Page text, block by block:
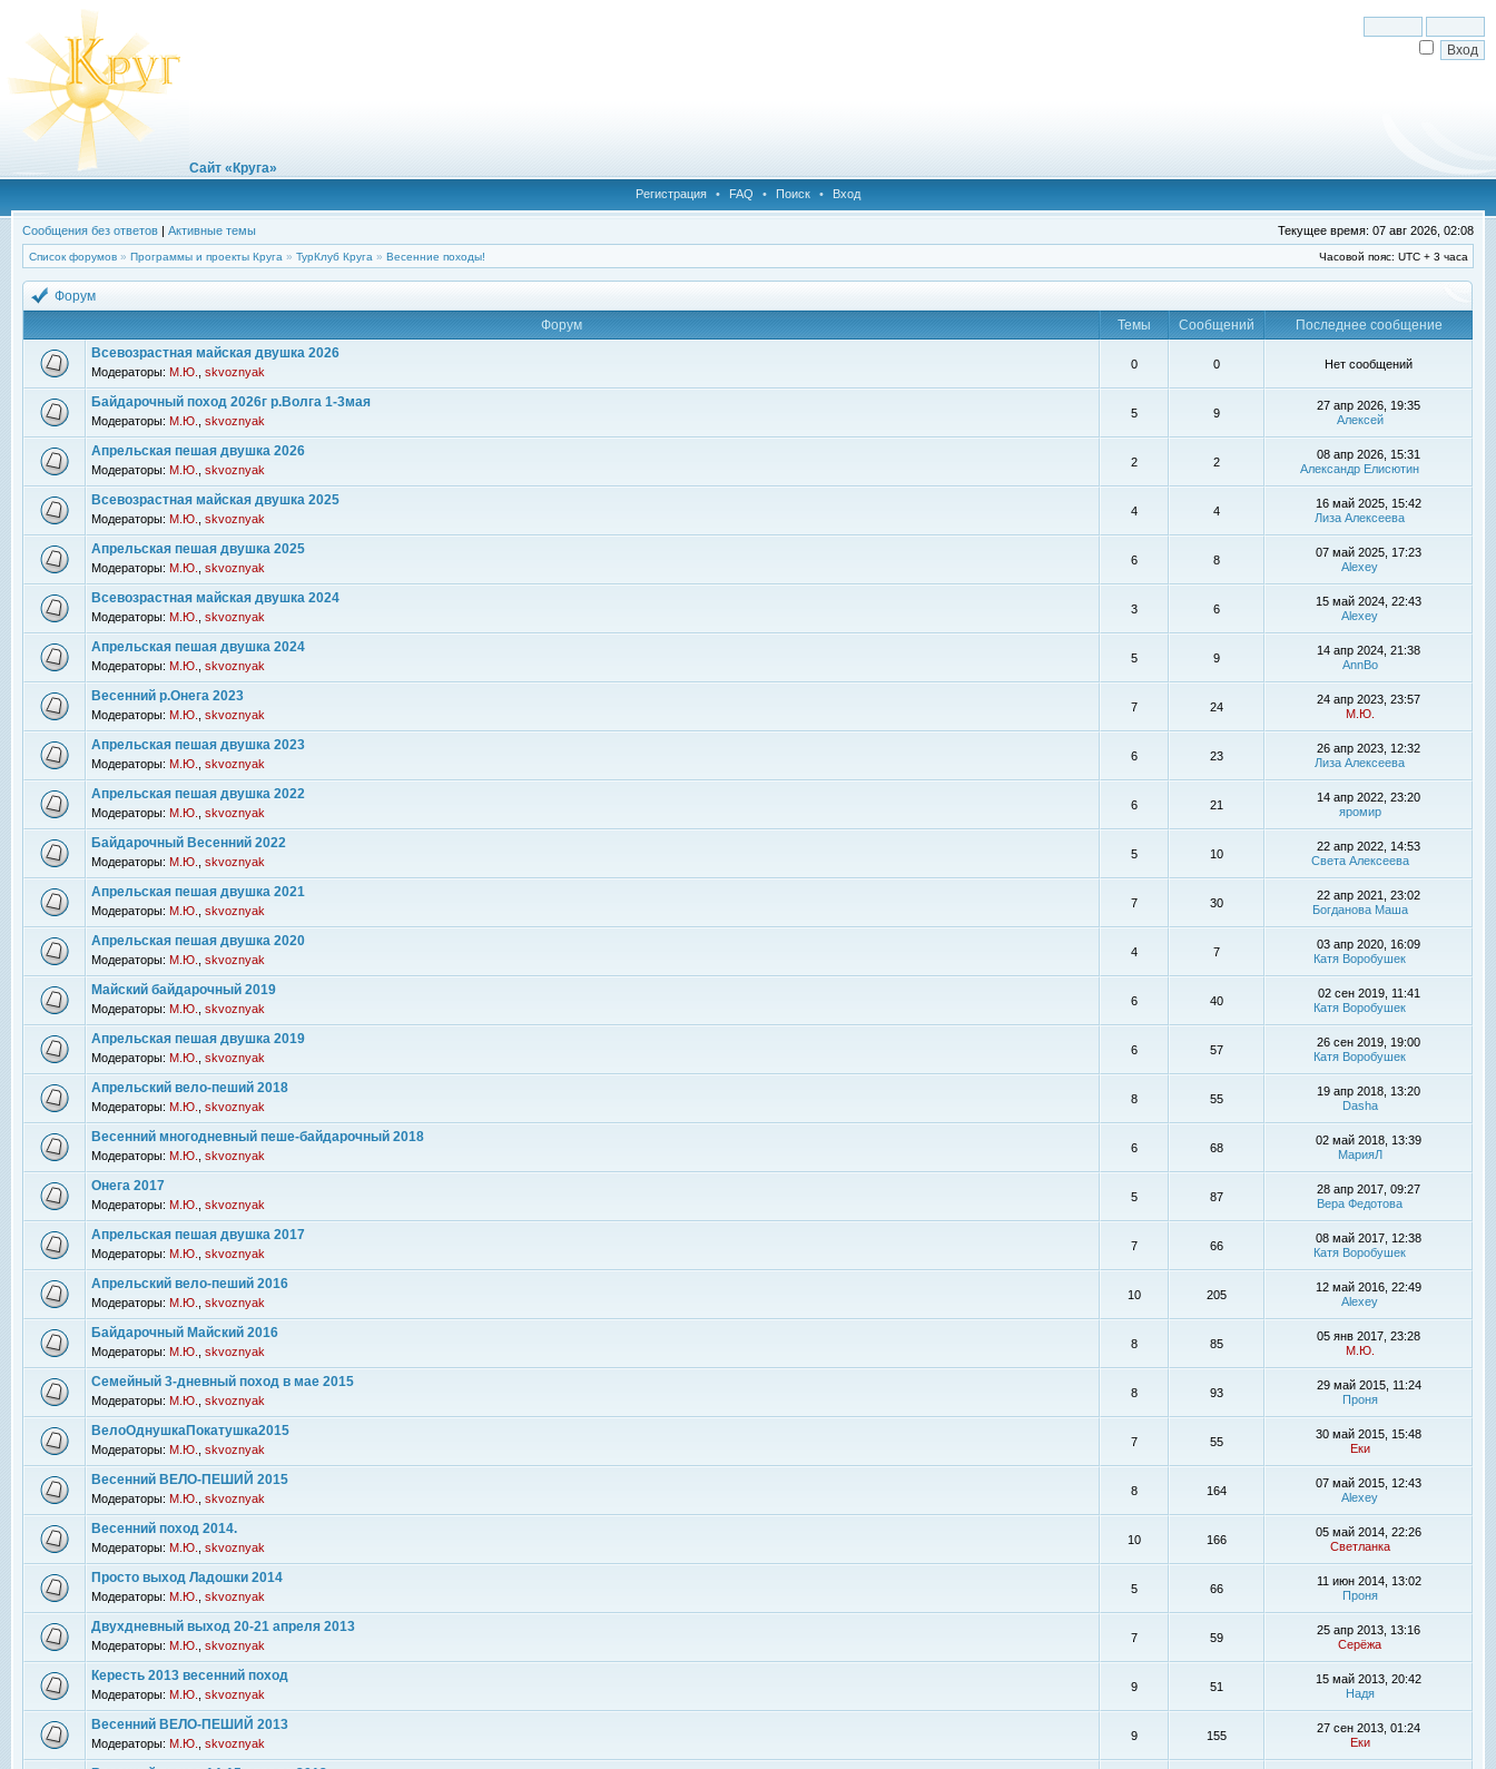
Сайт «Круга»
Регистрация • FAQ • Поиск • Вход
Сообщения без ответов | Активные темы Текущее время: 07 авг 2026, 02:08
Список форумов » Программы и проекты Круга » ТурКлуб Круга » Весенние походы! Часовой пояс: UTC + 3 часа
Форум
Форум
Темы Сообщений
Последнее сообщение
Всевозрастная майская двушка 2026
Модераторы: М.Ю. skvoznyak
0 0 Нет сообщений
Байдарочный поход 2026г р.Волга 1-3мая
Модераторы: М.Ю. skvoznyak
5 9
27 апр 2026, 19:35
Алексей
Апрельская пешая двушка 2026
Модераторы: М.Ю. skvoznyak
2 2
08 апр 2026, 15:31
Александр Елисютин
Всевозрастная майская двушка 2025
Модераторы: М.Ю. skvoznyak
4 4
16 май 2025, 15:42
Лиза Алексеева
Апрельская пешая двушка 2025
Модераторы: М.Ю. skvoznyak
6 8
07 май 2025, 17:23
Alexey
Всевозрастная майская двушка 2024
Модераторы: М.Ю. skvoznyak
3 6
15 май 2024, 22:43
Alexey
Апрельская пешая двушка 2024
Модераторы: М.Ю. skvoznyak
5 9
14 апр 2024, 21:38
AnnBo
Весенний р.Онега 2023
Модераторы: М.Ю. skvoznyak
7 24
24 апр 2023, 23:57
М.Ю.
Апрельская пешая двушка 2023
Модераторы: М.Ю. skvoznyak
6 23
26 апр 2023, 12:32
Лиза Алексеева
Апрельская пешая двушка 2022
Модераторы: М.Ю. skvoznyak
6 21
14 апр 2022, 23:20
яромир
Байдарочный Весенний 2022
Модераторы: М.Ю. skvoznyak
5 10
22 апр 2022, 14:53
Света Алексеева
Апрельская пешая двушка 2021
Модераторы: М.Ю. skvoznyak
7 30
22 апр 2021, 23:02
Богданова Маша
Апрельская пешая двушка 2020
Модераторы: М.Ю. skvoznyak
4 7
03 апр 2020, 16:09
Катя Воробушек
Майский байдарочный 2019
Модераторы: М.Ю. skvoznyak
6 40
02 сен 2019, 11:41
Катя Воробушек
Апрельская пешая двушка 2019
Модераторы: М.Ю. skvoznyak
6 57
26 сен 2019, 19:00
Катя Воробушек
Апрельский вело-пеший 2018
Модераторы: М.Ю. skvoznyak
8 55
19 апр 2018, 13:20
Dasha
Весенний многодневный пеше-байдарочный 2018
Модераторы: М.Ю. skvoznyak
6 68
02 май 2018, 13:39
МарияЛ
Онега 2017
Модераторы: М.Ю. skvoznyak
5 87
28 апр 2017, 09:27
Вера Федотова
Апрельская пешая двушка 2017
Модераторы: М.Ю. skvoznyak
7 66
08 май 2017, 12:38
Катя Воробушек
Апрельский вело-пеший 2016
Модераторы: М.Ю. skvoznyak
10 205
12 май 2016, 22:49
Alexey
Байдарочный Майский 2016
Модераторы: М.Ю. skvoznyak
8 85
05 янв 2017, 23:28
М.Ю.
Семейный 3-дневный поход в мае 2015
Модераторы: М.Ю. skvoznyak
8 93
29 май 2015, 11:24
Проня
ВелоОднушкаПокатушка2015
Модераторы: М.Ю. skvoznyak
7 55
30 май 2015, 15:48
Еки
Весенний ВЕЛО-ПЕШИЙ 2015
Модераторы: М.Ю. skvoznyak
8 164
07 май 2015, 12:43
Alexey
Весенний поход 2014.
Модераторы: М.Ю. skvoznyak
10 166
05 май 2014, 22:26
Светланка
Просто выход Ладошки 2014
Модераторы: М.Ю. skvoznyak
5 66
11 июн 2014, 13:02
Проня
Двухдневный выход 20-21 апреля 2013
Модераторы: М.Ю. skvoznyak
7 59
25 апр 2013, 13:16
Серёжа
Кересть 2013 весенний поход
Модераторы: М.Ю. skvoznyak
9 51
15 май 2013, 20:42
Надя
Весенний ВЕЛО-ПЕШИЙ 2013
Модераторы: М.Ю. skvoznyak
9 155
27 сен 2013, 01:24
Еки